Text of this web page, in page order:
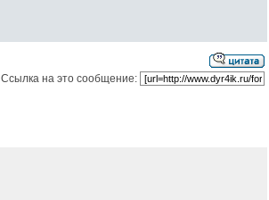
Ссылка на это сообщение: